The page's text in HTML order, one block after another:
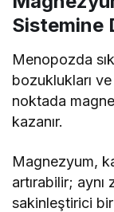
Sistemine
Menopozda
bozuklukları
noktada
kazanır.
Magnezyum,
artırabilir;
sakinleştirici